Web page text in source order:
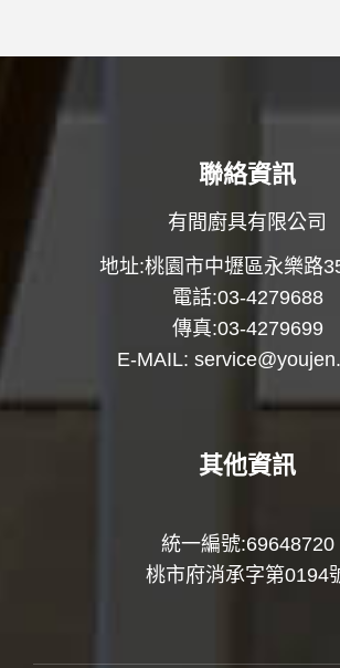
聯絡資訊
有間廚具有限公司
地址:桃園市中壢區永樂路
電話:03-4279688
傳真:03-4279699
E-MAIL:
其他資訊
統一編號:69648720
桃市府消承字第0194